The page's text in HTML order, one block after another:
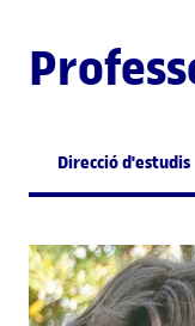
Direcció d'estudis